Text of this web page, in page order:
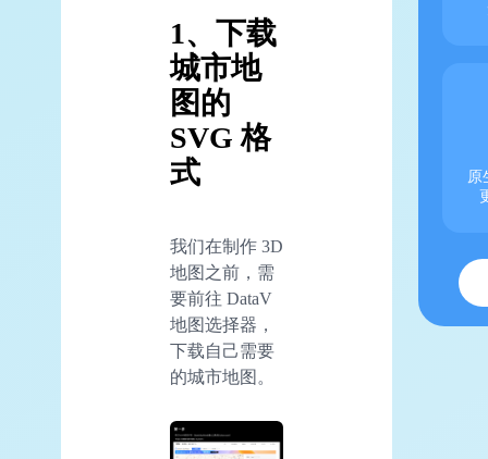
1、下载
城市地
图的
SVG 格
式
我们在制作 3D
地图之前，需
要前往 DataV
地图选择器，
下载自己需要
的城市地图。
原